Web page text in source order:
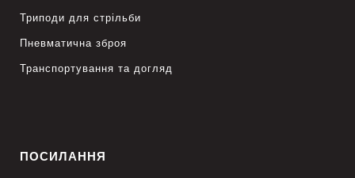
Триподи для стрільби
Пневматична зброя
Транспортування та догляд
ПОСИЛАННЯ